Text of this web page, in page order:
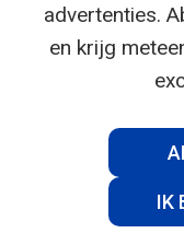
advertenties.
en krijg
IK